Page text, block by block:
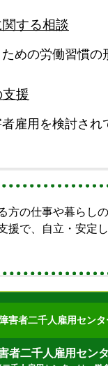
する相談
めの労働習慣の
援
者雇用を検討さ
方の仕事や暮らし
援で、自立・安定
障害者二千人雇用セン
者二千人雇用セン